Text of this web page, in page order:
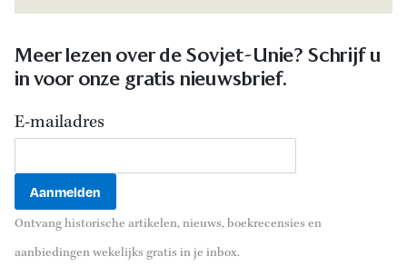
Meer lezen over de Sovjet-Unie? Schrijf u
in voor onze gratis nieuwsbrief.
E-mailadres
Ontvang historische artikelen, nieuws, boekrecensies en
aanbiedingen wekelijks gratis in je inbox.